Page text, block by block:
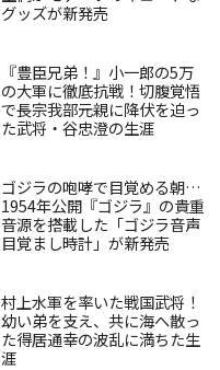
グッズが新発売
『豊臣兄弟！』小一郎の5万
の大軍に徹底抗戦！切腹覚悟
で長宗我部元親に降伏を迫っ
た武将・谷忠澄の生涯
ゴジラの咆哮で目覚める朝…
1954年公開『ゴジラ』の貴重
音源を搭載した「ゴジラ音声
目覚まし時計」が新発売
村上水軍を率いた戦国武将！
幼い弟を支え、共に海へ散っ
た得居通幸の波乱に満ちた生
涯